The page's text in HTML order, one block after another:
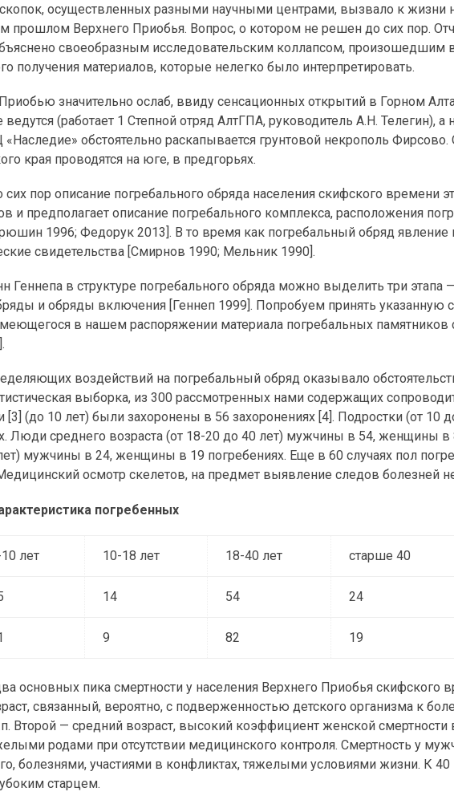
осуществленных разными научными центрами, вызвало к жизни
прошлом Верхнего Приобья. Вопрос, о котором не решен до сих пор.
своеобразным исследовательским коллапсом, произошедшим
получения материалов, которые нелегко было интерпретировать.
значительно ослаб, ввиду сенсационных открытий в Горном
ведутся (работает 1 Степной отряд АлтГПА, руководитель А.Н. Телегин), а
обстоятельно раскапывается грунтовой некрополь Фирсово.
края проводятся на юге, в предгорьях.
пор описание погребального обряда населения скифского времени
и предполагает описание погребального комплекса, расположения
1996; Федорук 2013]. В то время как погребальный обряд явление
свидетельства [Смирнов 1990; Мельник 1990].
Геннепа в структуре погребального обряда можно выделить три этапа
и обряды включения [Геннеп 1999]. Попробуем принять указанную
в нашем распоряжении материала погребальных памятников
воздействий на погребальный обряд оказывало
выборка, из 300 рассмотренных нами содержащих
[3] (до 10 лет) были захоронены в 56 захоронениях [4]. Подростки (от 10
Люди среднего возраста (от 18-20 до 40 лет) мужчины в 54, женщины в
мужчины в 24, женщины в 19 погребениях. Еще в 60 случаях пол
осмотр скелетов, на предмет выявление следов болезней
погребенных
лет 10-18 лет 18-40 лет старше 40
14 54 24
9 82 19
основных пика смертности у населения Верхнего Приобья скифского
связанный, вероятно, с подверженностью детского организма к
Второй — средний возраст, высокий коэффициент женской смертности
родами при отсутствии медицинского контроля. Смертность у
болезнями, участиями в конфликтах, тяжелыми условиями жизни. К 40
старцем.